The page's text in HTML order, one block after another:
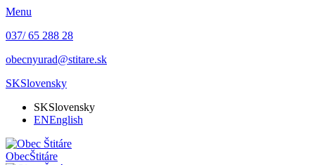
Menu
037/ 65 288 28
obecnyurad@stitare.sk
SKSlovensky
SKSlovensky
ENEnglish
ObecŠtitáre